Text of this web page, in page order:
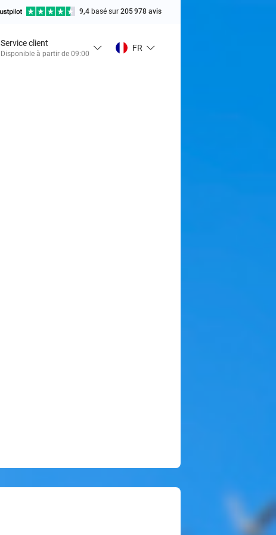
9,4 basé sur 205 978 avis
Service client
Disponible à partir de 09:00
FR